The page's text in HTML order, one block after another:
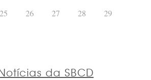
25 26 27 28
29
da SBCD